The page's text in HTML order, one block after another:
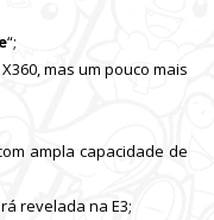
“;
mas um pouco mais
ampla capacidade de
revelada na E3;